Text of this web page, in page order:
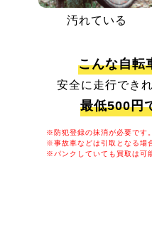
汚れている
こんな自転
安全に走行でき
最低500円
※防犯登録の抹消が必要です。
※事故車などは引取となる場
※パンクしていても買取は可